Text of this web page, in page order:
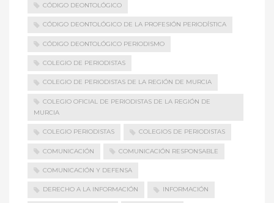
CÓDIGO DEONTOLÓGICO
CÓDIGO DEONTOLÓGICO DE LA PROFESIÓN PERIODÍSTICA
CÓDIGO DEONTOLÓGICO PERIODISMO
COLEGIO DE PERIODISTAS
COLEGIO DE PERIODISTAS DE LA REGIÓN DE MURCIA
COLEGIO OFICIAL DE PERIODISTAS DE LA REGIÓN DE
MURCIA
COLEGIO PERIODISTAS COLEGIOS DE PERIODISTAS
COMUNICACIÓN COMUNICACIÓN RESPONSABLE
COMUNICACIÓN Y DEFENSA
DERECHO A LA INFORMACIÓN INFORMACIÓN